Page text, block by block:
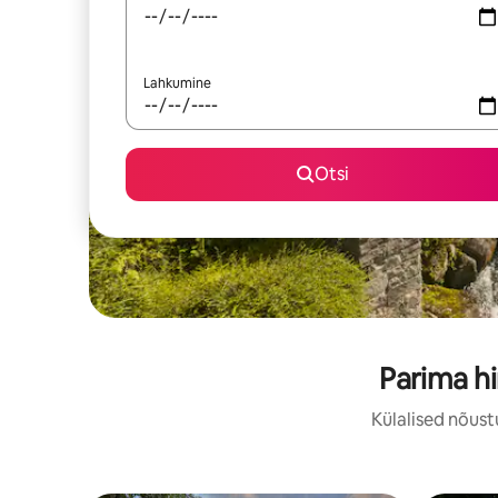
Lahkumine
Otsi
Parima
Külalised